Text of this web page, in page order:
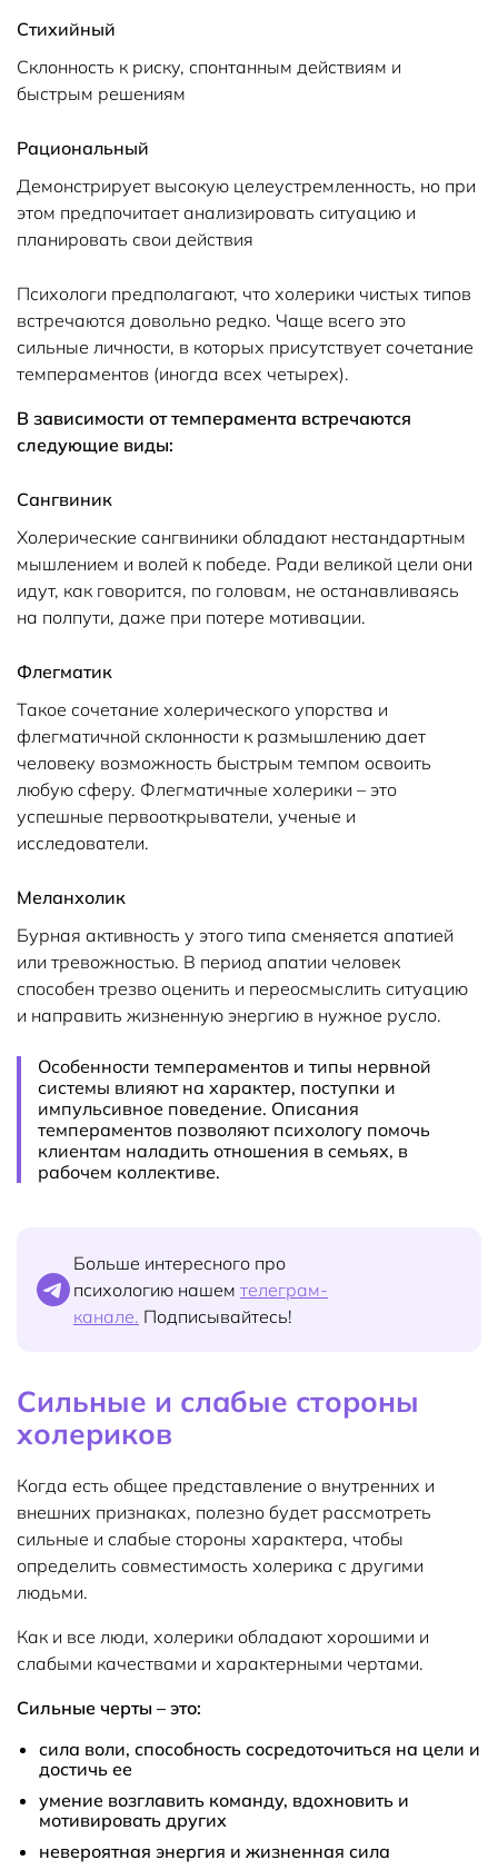
Стихийный
Склонность к риску, спонтанным действиям и
быстрым решениям
Рациональный
Демонстрирует высокую целеустремленность, но при
этом предпочитает анализировать ситуацию и
планировать свои действия
Психологи предполагают, что холерики чистых типов
встречаются довольно редко. Чаще всего это
сильные личности, в которых присутствует сочетание
темпераментов (иногда всех четырех).
В зависимости от темперамента встречаются
следующие виды:
Сангвиник
Холерические сангвиники обладают нестандартным
мышлением и волей к победе. Ради великой цели они
идут, как говорится, по головам, не останавливаясь
на полпути, даже при потере мотивации.
Флегматик
Такое сочетание холерического упорства и
флегматичной склонности к размышлению дает
человеку возможность быстрым темпом освоить
любую сферу. Флегматичные холерики – это
успешные первооткрыватели, ученые и
исследователи.
Меланхолик
Бурная активность у этого типа сменяется апатией
или тревожностью. В период апатии человек
способен трезво оценить и переосмыслить ситуацию
и направить жизненную энергию в нужное русло.
Особенности темпераментов и типы нервной
системы влияют на характер, поступки и
импульсивное поведение. Описания
темпераментов позволяют психологу помочь
клиентам наладить отношения в семьях, в
рабочем коллективе.
Больше интересного про
психологию нашем телеграм-
канале. Подписывайтесь!
Сильные и слабые стороны
холериков
Когда есть общее представление о внутренних и
внешних признаках, полезно будет рассмотреть
сильные и слабые стороны характера, чтобы
определить совместимость холерика с другими
людьми.
Как и все люди, холерики обладают хорошими и
слабыми качествами и характерными чертами.
Сильные черты – это:
сила воли, способность сосредоточиться на цели и
достичь ее
умение возглавить команду, вдохновить и
мотивировать других
невероятная энергия и жизненная сила